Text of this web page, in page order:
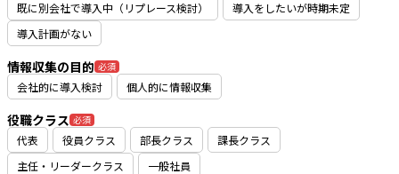
既に別会社で導入中（リプレース検討）
導入をしたいが時期未定
導入計画がない
情報収集の目的 必須
会社的に導入検討 個人的に情報収集
役職クラス 必須
代表 役員クラス 部長クラス
課長クラス
主任・リーダークラス
一般社員